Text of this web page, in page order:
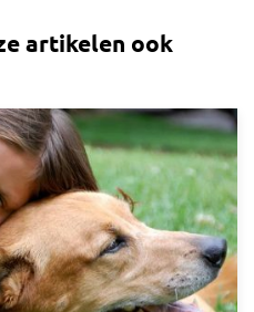
artikelen ook